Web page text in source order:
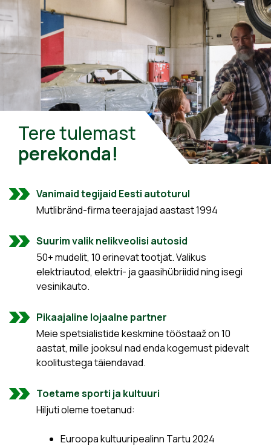
Tere tulemast
perekonda!
Vanimaid tegijaid Eesti autoturul
Mutlibränd-firma teerajajad aastast 1994
Suurim valik nelikveolisi autosid
50+ mudelit, 10 erinevat tootjat. Valikus
elektriautod, elektri- ja gaasihübriidid ning isegi
vesinikauto.
Pikaajaline lojaalne partner
Meie spetsialistide keskmine tööstaaž on 10
aastat, mille jooksul nad enda kogemust pidevalt
koolitustega täiendavad.
Toetame sporti ja kultuuri
Hiljuti oleme toetanud:
Euroopa kultuuripealinn Tartu 2024